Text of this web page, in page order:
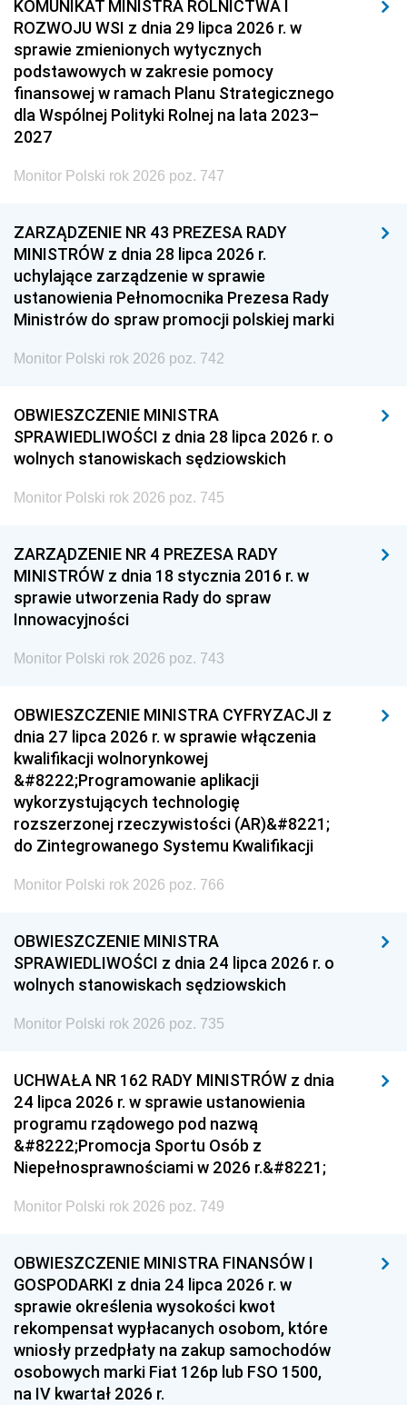
KOMUNIKAT MINISTRA ROLNICTWA I
ROZWOJU WSI z dnia 29 lipca 2026 r. w
sprawie zmienionych wytycznych
podstawowych w zakresie pomocy
finansowej w ramach Planu Strategicznego
dla Wspólnej Polityki Rolnej na lata 2023–
2027
Monitor Polski rok 2026 poz. 747
ZARZĄDZENIE NR 43 PREZESA RADY
MINISTRÓW z dnia 28 lipca 2026 r.
uchylające zarządzenie w sprawie
ustanowienia Pełnomocnika Prezesa Rady
Ministrów do spraw promocji polskiej marki
Monitor Polski rok 2026 poz. 742
OBWIESZCZENIE MINISTRA
SPRAWIEDLIWOŚCI z dnia 28 lipca 2026 r. o
wolnych stanowiskach sędziowskich
Monitor Polski rok 2026 poz. 745
ZARZĄDZENIE NR 4 PREZESA RADY
MINISTRÓW z dnia 18 stycznia 2016 r. w
sprawie utworzenia Rady do spraw
Innowacyjności
Monitor Polski rok 2026 poz. 743
OBWIESZCZENIE MINISTRA CYFRYZACJI z
dnia 27 lipca 2026 r. w sprawie włączenia
kwalifikacji wolnorynkowej
&#8222;Programowanie aplikacji
wykorzystujących technologię
rozszerzonej rzeczywistości (AR)&#8221;
do Zintegrowanego Systemu Kwalifikacji
Monitor Polski rok 2026 poz. 766
OBWIESZCZENIE MINISTRA
SPRAWIEDLIWOŚCI z dnia 24 lipca 2026 r. o
wolnych stanowiskach sędziowskich
Monitor Polski rok 2026 poz. 735
UCHWAŁA NR 162 RADY MINISTRÓW z dnia
24 lipca 2026 r. w sprawie ustanowienia
programu rządowego pod nazwą
&#8222;Promocja Sportu Osób z
Niepełnosprawnościami w 2026 r.&#8221;
Monitor Polski rok 2026 poz. 749
OBWIESZCZENIE MINISTRA FINANSÓW I
GOSPODARKI z dnia 24 lipca 2026 r. w
sprawie określenia wysokości kwot
rekompensat wypłacanych osobom, które
wniosły przedpłaty na zakup samochodów
osobowych marki Fiat 126p lub FSO 1500,
na IV kwartał 2026 r.